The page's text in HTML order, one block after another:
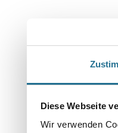
Diese Webseite
Wir verwenden